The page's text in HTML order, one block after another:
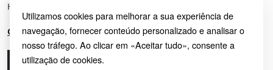
Utilizamos cookies para melhorar a sua experiência de
navegação, fornecer conteúdo personalizado e analisar o
nosso tráfego. Ao clicar em «Aceitar tudo», consente a
utilização de cookies.
Horário de Atendimento: seg – sex 8:00 – 16:00 (UTC+2)
Centro de Ajuda
Ligue-nos